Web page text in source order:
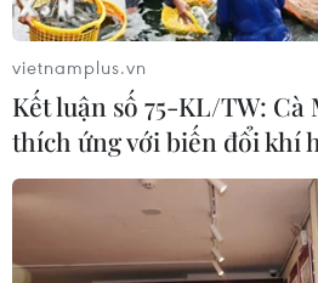
vietnamplus.vn
Kết luận số 75-KL/TW: Cà
thích ứng với biến đổi khí